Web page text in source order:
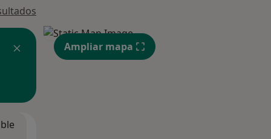
Ampliar mapa